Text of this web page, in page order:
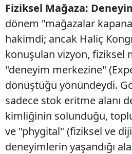
Fiziksel Mağaza:
dönem "mağazalar
hakimdi; ancak Haliç
konuşulan vizyon, fiziksel
"deneyim merkezine"
dönüştüğü yönündeydi.
sadece stok eritme alanı
kimliğinin solunduğu,
ve "phygital" (fiziksel ve
deneyimlerin yaşandığı